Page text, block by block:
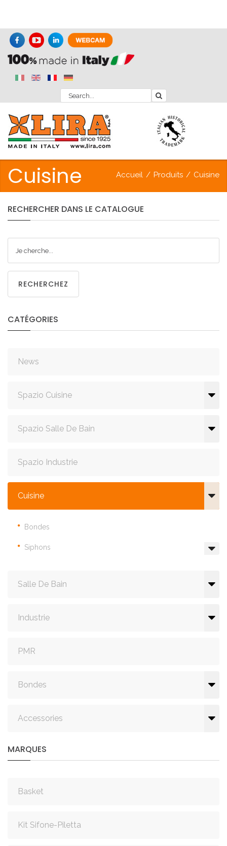
Cuisine Accueil / Produits / Cuisine
RECHERCHER DANS LE CATALOGUE
RECHERCHEZ
CATÉGORIES
News
Spazio Cuisine
Spazio Salle De Bain
Spazio Industrie
Cuisine
Bondes
Siphons
Salle De Bain
Industrie
PMR
Bondes
Accessories
MARQUES
Basket
Kit Sifone-Piletta